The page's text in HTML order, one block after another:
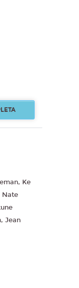
Ke
Nate
Jean